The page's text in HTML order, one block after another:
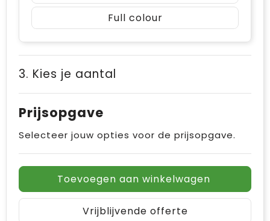
Full colour
3. Kies je aantal
Prijsopgave
Selecteer jouw opties voor de prijsopgave.
Toevoegen aan winkelwagen
Vrijblijvende offerte